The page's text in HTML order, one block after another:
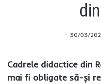
30/03/
Cadrele didactice din
mai fi obligate să-și